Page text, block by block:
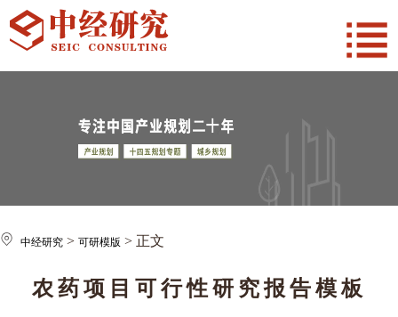
中经研究 > 可研模版 > 正文
农药项目可行性研究报告模板